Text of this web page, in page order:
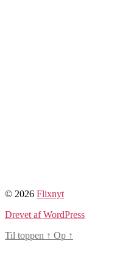
© 2026 Flixnyt
Drevet af WordPress
Til toppen ↑ Op ↑